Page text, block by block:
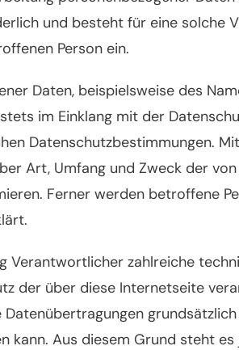
und besteht für eine solche
Person ein.
Daten, beispielsweise des
im Einklang mit der
Datenschutzbestimmungen.
Art, Umfang und Zweck der
Ferner werden betroffene
Verantwortlicher zahlreiche
der über diese Internetseite
kann. Aus diesem Grund steht